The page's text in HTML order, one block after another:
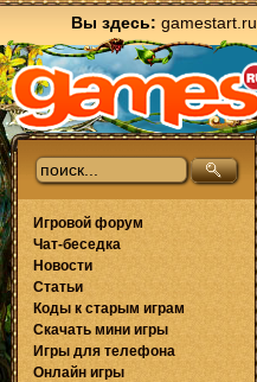
Вы здесь: gamestart.ru
Игровой форум
Чат-беседка
Новости
Статьи
Коды к старым играм
Скачать мини игры
Игры для телефона
Онлайн игры